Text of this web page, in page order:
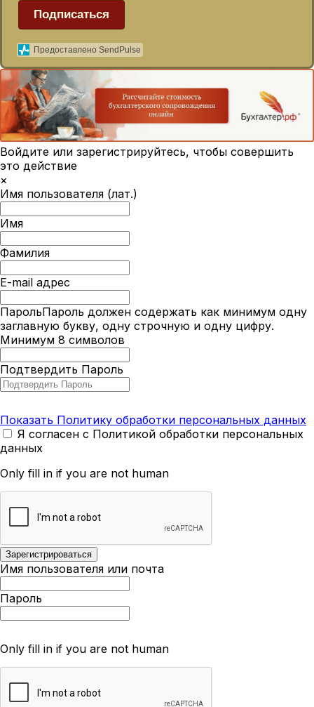
Подписаться
Предоставлено SendPulse
Войдите или зарегистрируйтесь, чтобы совершить
это действие
×
Имя пользователя (лат.)
Имя
Фамилия
E-mail адрес
ПарольПароль должен содержать как минимум одну
заглавную букву, одну строчную и одну цифру.
Минимум 8 символов
Подтвердить Пароль
Показать Политику обработки персональных данных
Я согласен с Политикой обработки персональных
данных
Only fill in if you are not human
Имя пользователя или почта
Пароль
Only fill in if you are not human